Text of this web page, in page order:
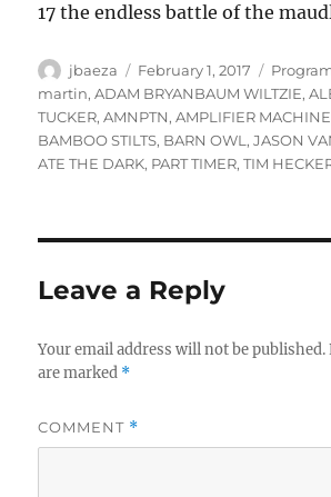
17 the endless battle of the
Author
jbaeza
Posted
on
February 1, 2017
martin,ADAM BRYANBAUM WILTZIE,
TUCKER,AMNPTN,AMPLIFIER MACHINE
BAMBOO STILTS, BARN OWL ,JASON
ATE THE DARK, PART TIMER,TIM
Leave a Reply
Your email address will not be published.
are marked *
COMMENT *